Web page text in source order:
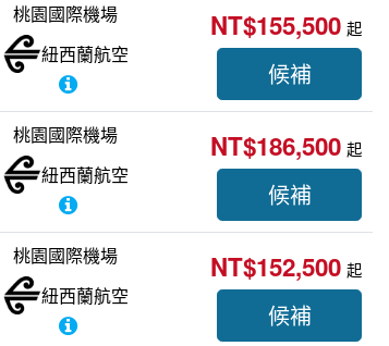
桃園國際機場
紐西蘭航空
NT$155,500 起
候補
桃園國際機場
紐西蘭航空
NT$186,500 起
候補
桃園國際機場
紐西蘭航空
NT$152,500 起
候補